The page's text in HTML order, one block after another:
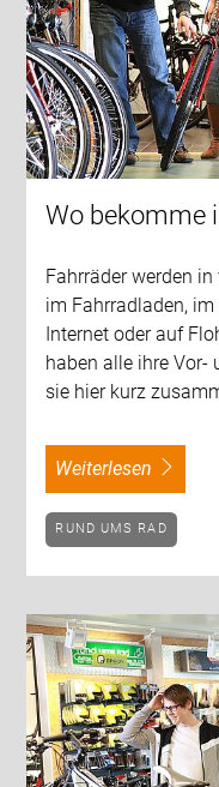
Wo bekomme
Fahrräder werden
im Fahrradladen,
Internet oder auf
haben alle ihre Vor-
sie hier kurz
weiterlesen
RUND UMS RAD